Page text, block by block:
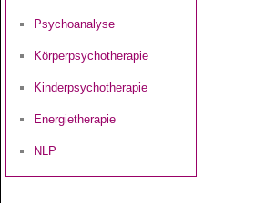
Psychoanalyse
Körperpsychotherapie
Kinderpsychotherapie
Energietherapie
NLP